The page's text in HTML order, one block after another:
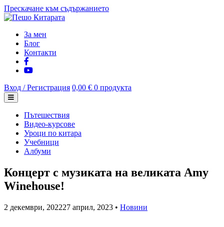
Прескачане към съдържанието
За мен
Блог
Контакти
Вход / Регистрация 0,00 € 0 продукта
Пътешествия
Видео-курсове
Уроци по китара
Учебници
Албуми
Концерт с музиката на великата Amy
Winehouse!
2 декември, 202227 април, 2023 • Новини